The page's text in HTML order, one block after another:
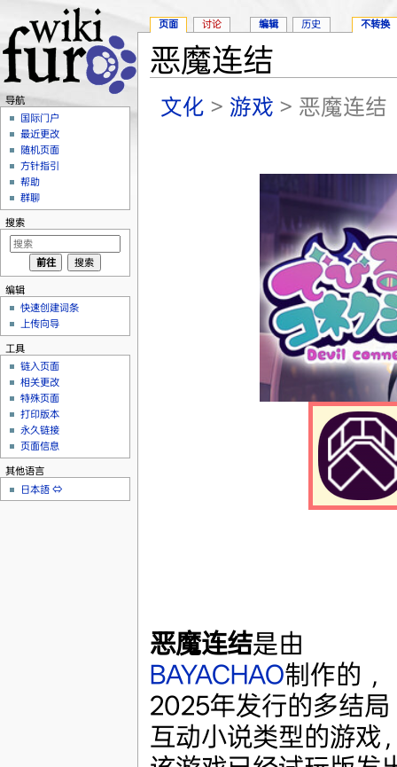
恶魔连结
文化 > 游戏 > 恶魔连结
恶魔连结是由
BAYACHAO制作的 ，
2025年发行的多结局
互动小说类型的游戏
页面 讨论 编辑 历史 不转换
导航
国际门户
最近更改
随机页面
方针指引
帮助
群聊
搜索
编辑
快速创建词条
上传向导
工具
链入页面
相关更改
特殊页面
打印版本
永久链接
页面信息
其他语言
日本語 ⇔